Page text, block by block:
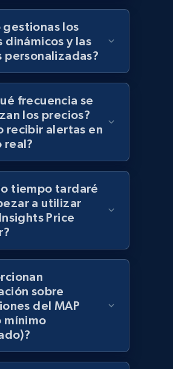
Comenzar ahora
Images, Final price,
Initial price, and more.
- Collect data on
specified keywords
Images, Final price,
Initial price, and more.
Reviews, Initial price, Final
gestionas los
dinámicos y las
personalizadas?
frecuencia se
los precios?
recibir alertas en
real?
tiempo tardaré
a utilizar
Price
sobre
del MAP
mínimo